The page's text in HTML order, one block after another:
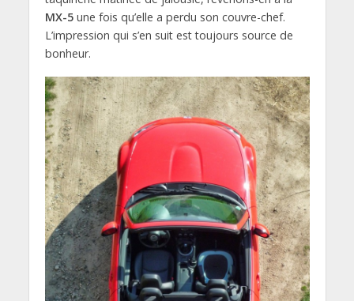
MX-5une fois qu’elle a perdu son couvre-chef.
L’impression qui s’en suit est toujours source de
bonheur.